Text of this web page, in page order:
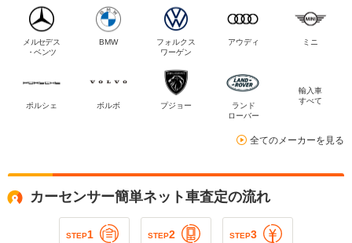
メルセデス
・ベンツ
BMW
フォルクス
ワーゲン
アウディ ミニ
ポルシェ ボルボ プジョー
ランド
ローバー
輸入車
すべて
全てのメーカーを見る
カーセンサー簡単ネット車査定の流れ
STEP1 STEP2 STEP3